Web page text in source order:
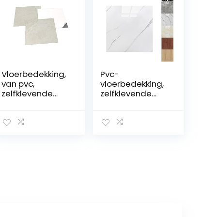
Vloerbedekking,
van pvc,
zelfklevende
grijs/beige, 2,05
Pvc-
vloerbedekking,
zelfklevende
m²),